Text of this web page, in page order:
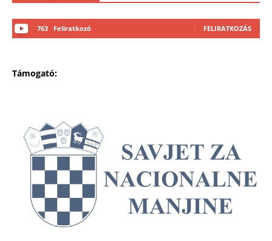
763 Feliratkozó FELIRATKOZÁS
Támogató: